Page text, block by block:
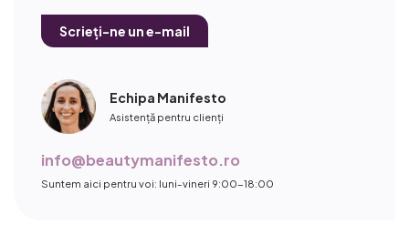
Scrieți-ne un e-mail
Echipa Manifesto
Asistență pentru clienți
info@beautymanifesto.ro
Suntem aici pentru voi: luni-vineri 9:00-18:00